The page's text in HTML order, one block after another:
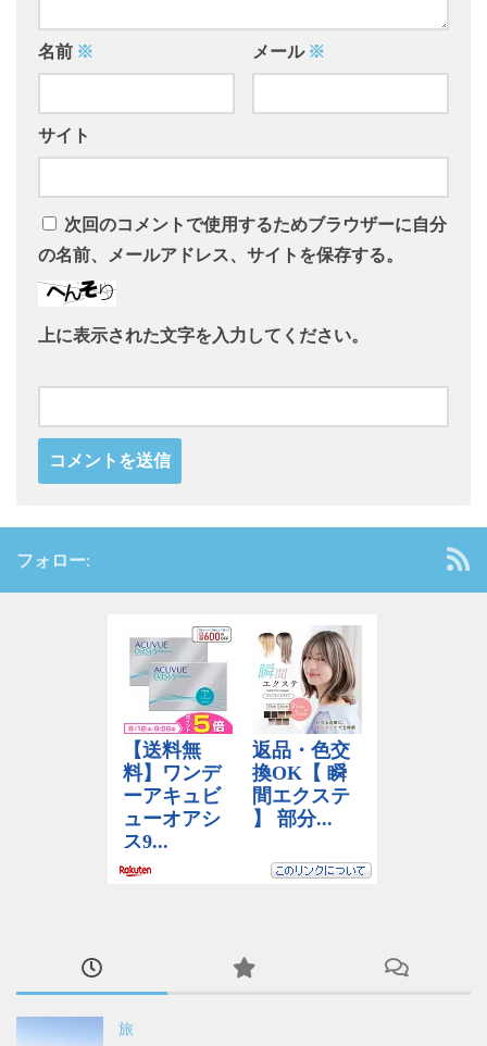
名前 ※ メール ※
サイト
次回のコメントで使用するためブラウザーに自分
の名前、メールアドレス、サイトを保存する。
上に表示された文字を入力してください。
フォロー:
旅